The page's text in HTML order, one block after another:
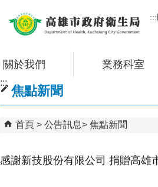
:::
關於我們 業務科室
:::
焦點新聞
首頁 公告訊息 焦點新聞
感謝新技股份有限公司 捐贈高雄